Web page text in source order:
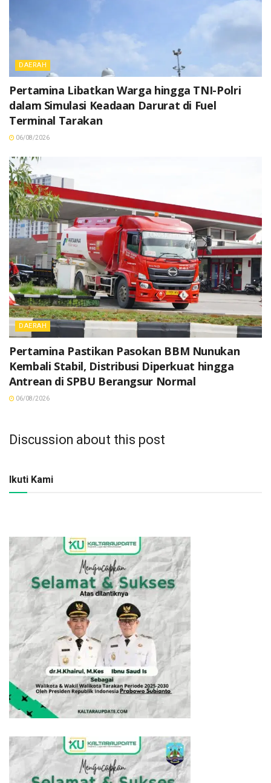
DAERAH
Pertamina Libatkan Warga hingga TNI-Polri
dalam Simulasi Keadaan Darurat di Fuel
Terminal Tarakan
06/08/2026
DAERAH
Pertamina Pastikan Pasokan BBM Nunukan
Kembali Stabil, Distribusi Diperkuat hingga
Antrean di SPBU Berangsur Normal
06/08/2026
Discussion about this post
Ikuti Kami